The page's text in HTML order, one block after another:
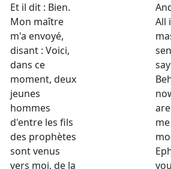
Et il dit : Bien.
Mon maître
m'a envoyé,
disant : Voici,
dans ce
moment, deux
jeunes
hommes
d'entre les fils
des prophètes
sont venus
vers moi, de la
All